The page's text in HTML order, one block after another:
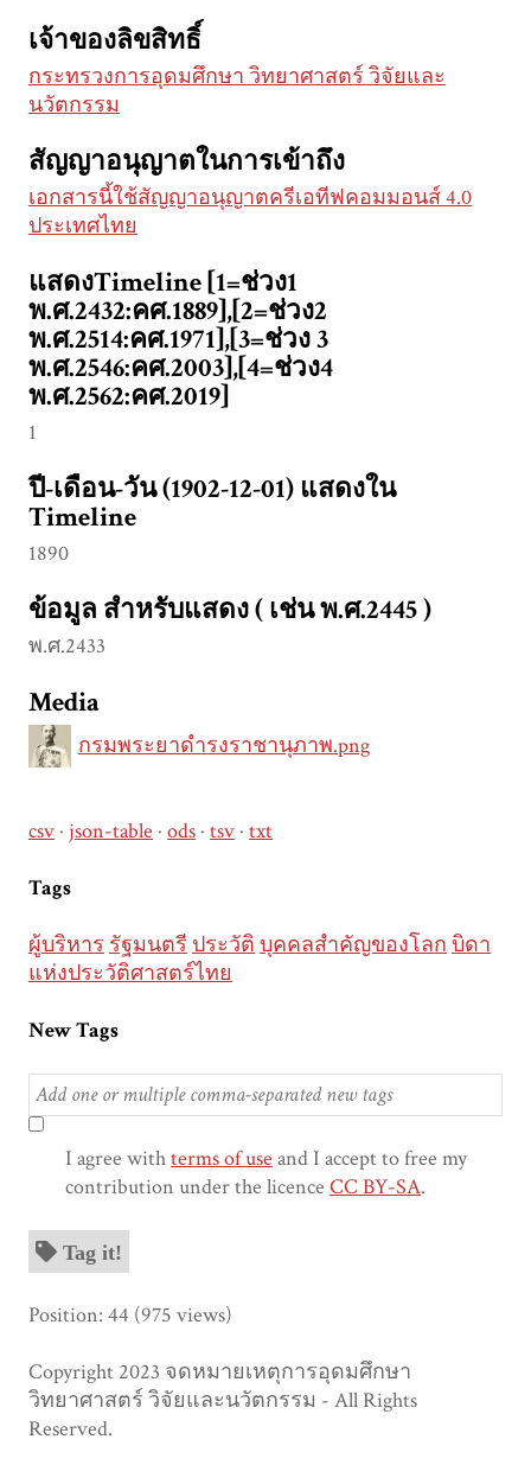
เจ้าของลิขสิทธิ์
กระทรวงการอุดมศึกษา วิทยาศาสตร์ วิจัยและ
นวัตกรรม
สัญญาอนุญาตในการเข้าถึง
เอกสารนี้ใช้สัญญาอนุญาตครีเอทีฟคอมมอนส์ 4.0
ประเทศไทย
แสดงTimeline [1=ช่วง1
พ.ศ.2432:คศ.1889],[2=ช่วง2
พ.ศ.2514:คศ.1971],[3=ช่วง 3
พ.ศ.2546:คศ.2003],[4=ช่วง4
พ.ศ.2562:คศ.2019]
1
ปี-เดือน-วัน (1902-12-01) แสดงใน
Timeline
1890
ข้อมูล สำหรับแสดง ( เช่น พ.ศ.2445 )
พ.ศ.2433
Media
กรมพระยาดำรงราชานุภาพ.png
csv json-table ods tsv txt
Tags
ผู้บริหาร รัฐมนตรี ประวัติ บุคคลสำคัญของโลก บิดา
แห่งประวัติศาสตร์ไทย
New Tags
I agree withterms of use and I accept to free my
contribution under the licence CC BY-SA.
Tag it!
Position: 44 (975 views)
Copyright 2023 จดหมายเหตุการอุดมศึกษา
วิทยาศาสตร์ วิจัยและนวัตกรรม - All Rights
Reserved.